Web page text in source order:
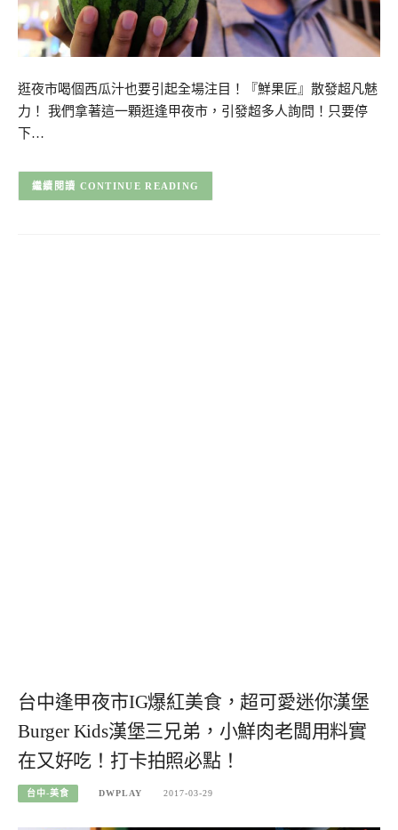
逛夜市喝個西瓜汁也要引起全場注目！『鮮果匠』散發超凡魅
力！ 我們拿著這一顆逛逢甲夜市，引發超多人詢問！只要停
下…
CONTINUE READING
台中逢甲夜市IG爆紅美食，超可愛迷你漢堡
Burger Kids漢堡三兄弟，小鮮肉老闆用料實
在又好吃！打卡拍照必點！
台中-美食 DWPLAY 2017-03-29